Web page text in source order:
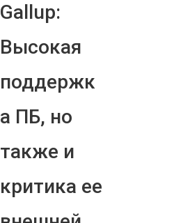
Gallup:
Высокая
поддержк
а ПБ, но
также и
критика ее